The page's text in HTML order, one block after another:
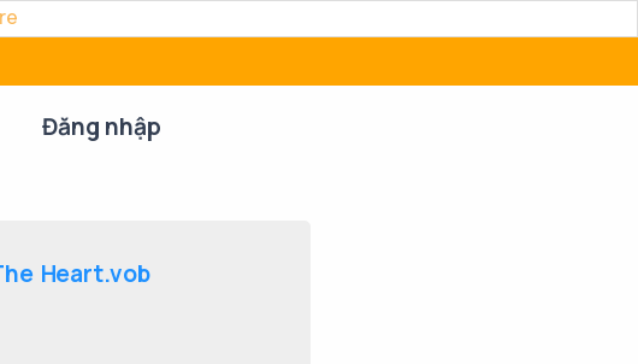
Đăng nhập
Heart.vob